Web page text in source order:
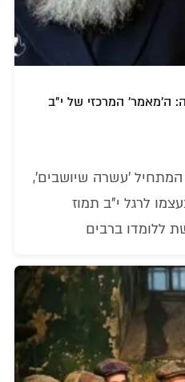
ה'מאמר' המרכזי של י"ב
'עשרה שיושבים',
לרגל י"ב תמוז
ללומדו ברבים